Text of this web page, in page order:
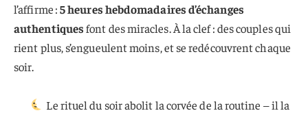
l’affirme :5 heures hebdomadaires d’échanges
authentiquesfont des miracles. À la clef : des couples qui
rient plus, s’engueulent moins, et se redécouvrent chaque
soir.
Le rituel du soir abolit la corvée de la routine – il la